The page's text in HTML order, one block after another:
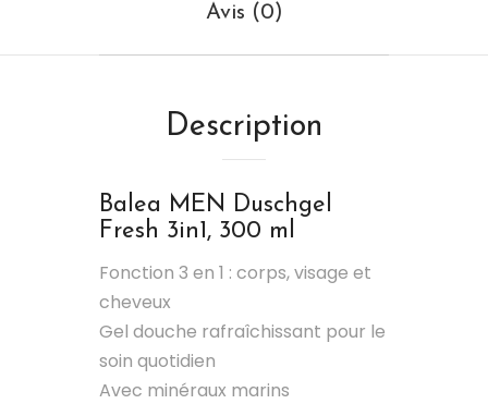
Avis (0)
Description
Balea MEN
Duschgel
Fresh 3in1, 300 ml
Fonction 3 en 1 : corps, visage et
cheveux
Gel douche rafraîchissant pour le
soin quotidien
Avec minéraux marins